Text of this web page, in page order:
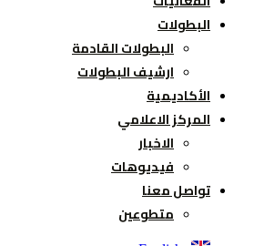
البطولات
البطولات القادمة
ارشيف البطولات
الأكاديمية
المركز الاعلامي
الاخبار
فيديوهات
تواصل معنا
متطوعين